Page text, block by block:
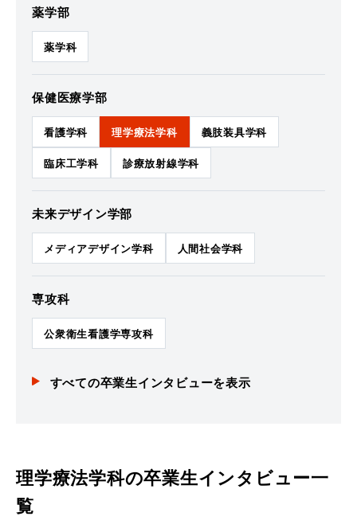
薬学部
薬学科
保健医療学部
看護学科 理学療法学科 義肢装具学科
臨床工学科 診療放射線学科
未来デザイン学部
メディアデザイン学科 人間社会学科
専攻科
公衆衛生看護学専攻科
すべての卒業生インタビューを表示
理学療法学科の卒業生インタビュー一
覧